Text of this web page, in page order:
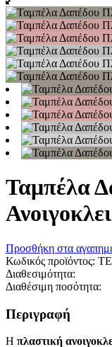
Ταμπέλα
Προσθήκη στα
Κωδικός προϊόντος:
Διαθεσιμότητα:
Διαθέσιμη ποσότητα:
Περιγραφή
Η πλαστική